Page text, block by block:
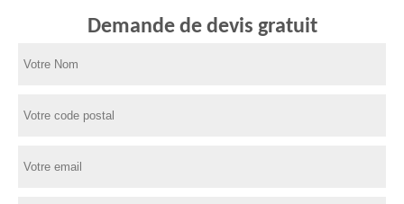
Demande de devis gratuit